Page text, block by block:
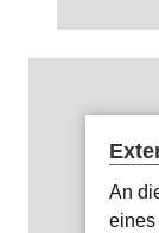
An
eines